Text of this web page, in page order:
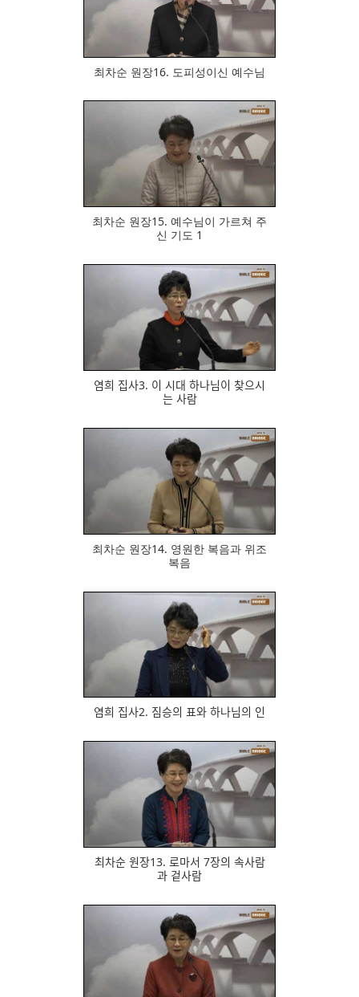
최차순 원장16. 도피성이신 예수님
637
최차순 원장15. 예수님이 가르쳐 주
신 기도 1
염희 집사3. 이 시대 하나님이 찾으시
는 사람
최차순 원장14. 영원한 복음과 위조
복음
염희 집사2. 짐승의 표와 하나님의 인
최차순 원장13. 로마서 7장의 속사람
과 겉사람